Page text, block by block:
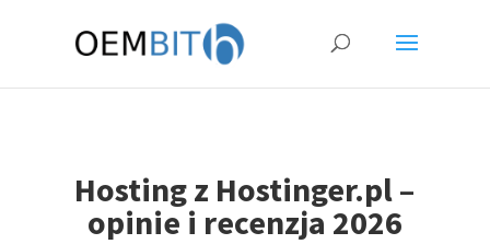
Hosting z Hostinger.pl –
opinie i recenzja 2026